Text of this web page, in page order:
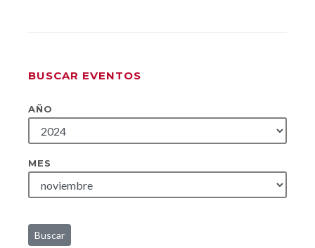
BUSCAR EVENTOS
AÑO
MES
Buscar